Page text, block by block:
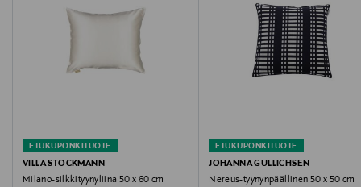
Tohvelit, aamutossut, kotitossut, sisätossut,
ETUKUPONKITUOTE
VILLA STOCKMANN
Milano-silkkityynyliina 50 x 60 cm
ETUKUPONKITUOTE
JOHANNA GULLICHSEN
Nereus-tyynynpäällinen 50 x 50 cm